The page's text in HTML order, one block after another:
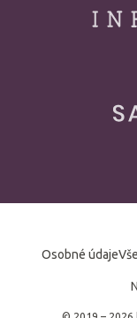
Osobné údaje